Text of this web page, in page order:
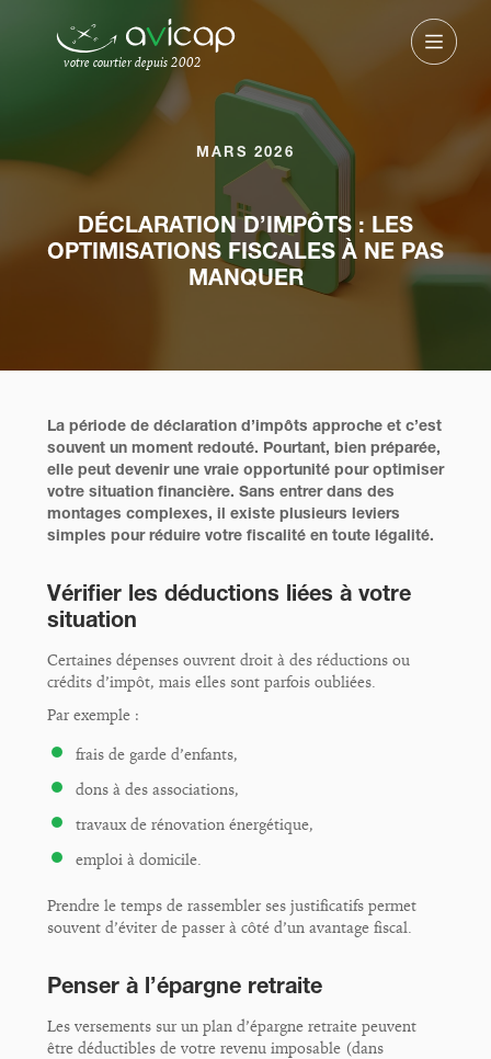
votre courtier depuis 2002
MARS 2026
DÉCLARATION D’IMPÔTS : LES
OPTIMISATIONS FISCALES À NE PAS
MANQUER
La période de déclaration d’impôts approche et c’est
souvent un moment redouté. Pourtant, bien préparée,
elle peut devenir une vraie opportunité pour optimiser
votre situation financière. Sans entrer dans des
montages complexes, il existe plusieurs leviers
simples pour réduire votre fiscalité en toute légalité.
Vérifier les déductions liées à votre
situation
Certaines dépenses ouvrent droit à des réductions ou
crédits d’impôt, mais elles sont parfois oubliées.
Par exemple :
frais de garde d’enfants,
dons à des associations,
travaux de rénovation énergétique,
emploi à domicile.
Prendre le temps de rassembler ses justificatifs permet
souvent d’éviter de passer à côté d’un avantage fiscal.
Penser à l’épargne retraite
Les versements sur un plan d’épargne retraite peuvent
être déductibles de votre revenu imposable (dans